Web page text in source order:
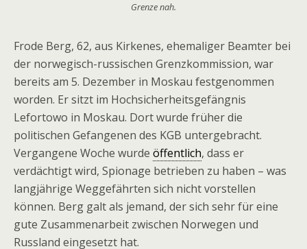
Grenze nah.
Frode Berg, 62, aus Kirkenes, ehemaliger Beamter bei
der norwegisch-russischen Grenzkommission, war
bereits am 5. Dezember in Moskau festgenommen
worden. Er sitzt im Hochsicherheitsgefängnis
Lefortowo in Moskau. Dort wurde früher die
politischen Gefangenen des KGB untergebracht.
Vergangene Woche wurde öffentlich, dass er
verdächtigt wird, Spionage betrieben zu haben – was
langjährige Weggefährten sich nicht vorstellen
können. Berg galt als jemand, der sich sehr für eine
gute Zusammenarbeit zwischen Norwegen und
Russland eingesetzt hat.